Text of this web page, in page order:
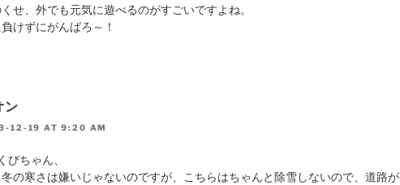
せ、外でも元気に遊べるのがすごいですよね。
けずにがんばろ～！
ン
12-19 AT 9:20 AM
びちゃん、
の寒さは嫌いじゃないのですが、こちらはちゃんと除雪しないので、道路が